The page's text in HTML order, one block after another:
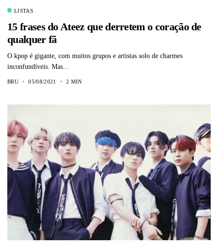
LISTAS
15 frases do Ateez que derretem o coração de
qualquer fã
O kpop é gigante, com muitos grupos e artistas solo de charmes
inconfundíveis. Mas...
BRU 05/08/2021 2 MIN